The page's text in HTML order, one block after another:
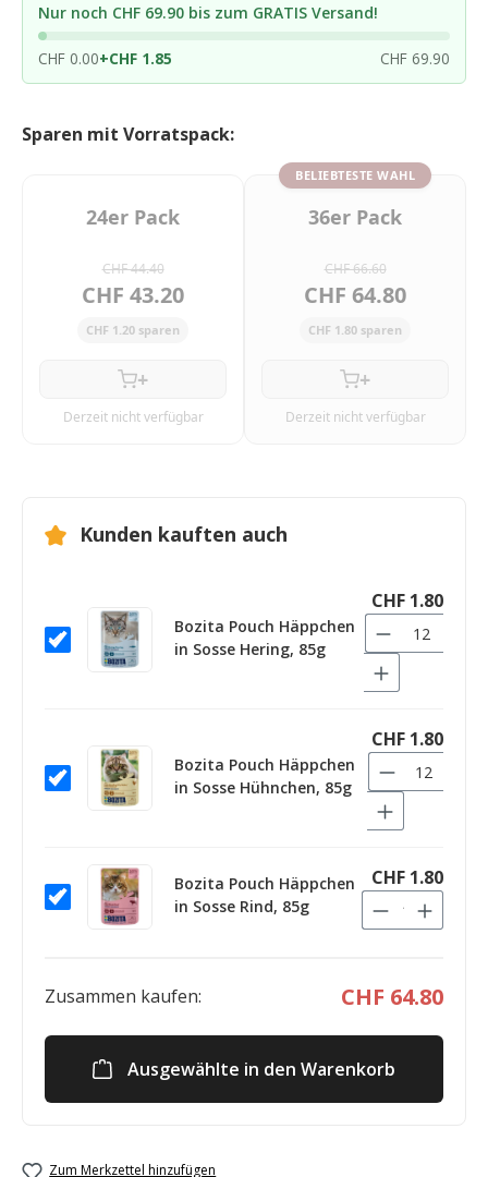
Nur noch CHF 69.90 bis zum GRATIS Versand!
CHF 0.00+CHF 1.85 CHF 69.90
Sparen mit Vorratspack:
24er Pack
CHF 44.40
CHF 43.20
CHF 1.20 sparen
+
Derzeit nicht verfügbar
BELIEBTESTE WAHL
36er Pack
CHF 66.60
CHF 64.80
CHF 1.80 sparen
+
Derzeit nicht verfügbar
Kunden kauften auch
Bozita Pouch Häppchen
in Sosse Hering, 85g
CHF 1.80
Bozita Pouch Häppchen
in Sosse Hühnchen, 85g
CHF 1.80
Bozita Pouch Häppchen
in Sosse Rind, 85g
CHF 1.80
Zusammen kaufen: CHF 64.80
Ausgewählte in den Warenkorb
Zum Merkzettel hinzufügen